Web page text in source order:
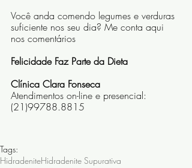
Você anda comendo legumes e verduras
suficiente nos seu dia? Me conta aqui
nos comentários
Felicidade Faz Parte da Dieta
Clínica Clara Fonseca
Atendimentos on-line e presencial:
(21)99788.8815
Tags:
HidradeniteHidradenite Supurativa